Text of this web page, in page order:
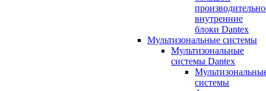
внутренние
блоки Dantex
Мультизональные системы
Мультизональные
системы Dantex
системы